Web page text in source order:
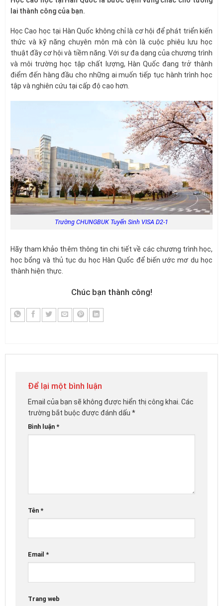
lai thành công của bạn.
Học Cao học tại Hàn Quốc không chỉ là cơ hội để phát triển kiến
thức và kỹ năng chuyên môn mà còn là cuộc phiêu lưu học
thuật đầy cơ hội và tiềm năng. Với sự đa dạng của chương trình
và môi trường học tập chất lượng, Hàn Quốc đang trở thành
điểm đến hàng đầu cho những ai muốn tiếp tục hành trình học
tập và nghiên cứu tại cấp độ cao hơn.
Trường CHUNGBUK Tuyển Sinh VISA D2-1
Hãy tham khảo thêm thông tin chi tiết về các chương trình học,
học bổng và thủ tục du học Hàn Quốc để biến ước mơ du học
thành hiện thực.
Chúc bạn thành công!
Để lại một bình luận
Email của bạn sẽ không được hiển thị công khai. Các
trường bắt buộc được đánh dấu *
Bình luận *
Tên *
Email *
Trang web